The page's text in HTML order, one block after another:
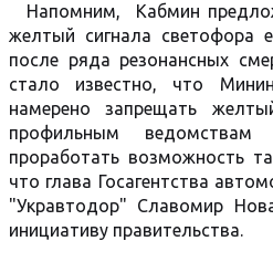
Напомним, Кабмин
желтый сигнала светофора
после ряда резонансных
стало известно, что
намерено запрещать
профильным
проработать ​​возможность
что глава Госагентства
"Укравтодор" Славомир
инициативу правительства.